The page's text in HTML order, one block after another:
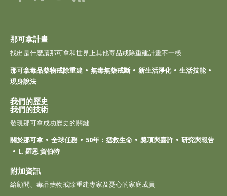
那可拿計畫
找出是什麼讓那可拿和世界上其他毒品戒除重建計畫不一樣
那可拿毒品藥物戒除重建
無毒無藥戒斷 新生活淨化
生活技能
現身說法
我們的歷史
我們的技術
發現那可拿成功歷史的關鍵
關於那可拿
全球任務 50年：拯救生命 獎項與嘉許
研究與報告
L. 羅恩 賀伯特
附加資訊
給顧問、毒品藥物戒除重建專家及憂心的家庭成員